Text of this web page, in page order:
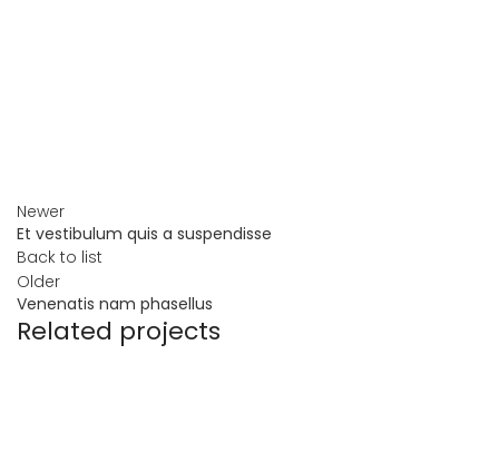
Newer
Et vestibulum quis a suspendisse
Back to list
Older
Venenatis nam phasellus
Related projects